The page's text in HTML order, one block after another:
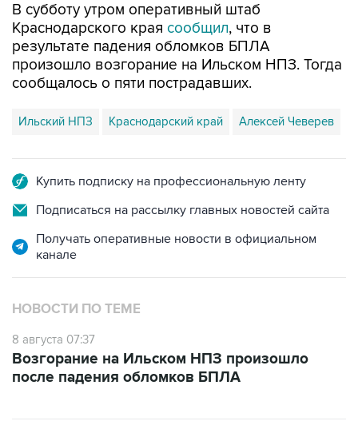
В субботу утром оперативный штаб
Краснодарского края сообщил, что в
результате падения обломков БПЛА
произошло возгорание на Ильском НПЗ. Тогда
сообщалось о пяти пострадавших.
Ильский НПЗ Краснодарский край Алексей Чеверев
Купить подписку на профессиональную ленту
Подписаться на рассылку главных новостей сайта
Получать оперативные новости в официальном
канале
НОВОСТИ ПО ТЕМЕ
8 августа 07:37
Возгорание на Ильском НПЗ произошло
после падения обломков БПЛА